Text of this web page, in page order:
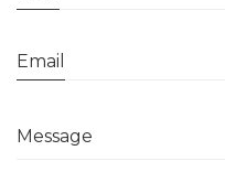
Email
Message